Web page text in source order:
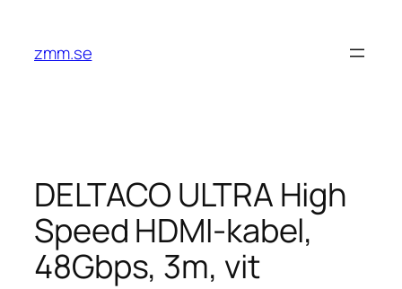
innehåll
zmm.se
DELTACO ULTRA High
Speed HDMI-kabel,
48Gbps, 3m, vit